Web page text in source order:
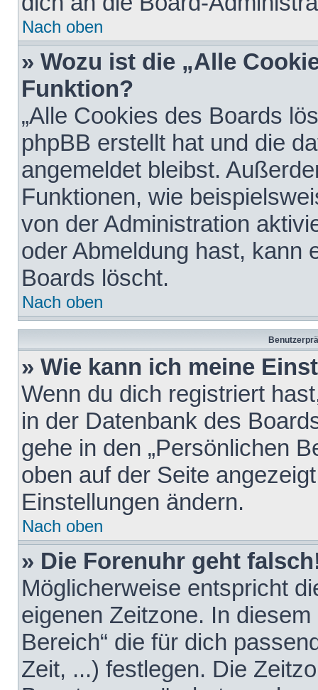
Nach oben
» Wozu ist die „Alle
Funktion?
„Alle Cookies des Boards
phpBB erstellt hat und die
angemeldet bleibst.
Funktionen, wie
von der Administration
oder Abmeldung hast, kann
Boards löscht.
Nach oben
» Wie kann ich meine
Wenn du dich registriert
in der Datenbank des
gehe in den „Persönlichen
oben auf der Seite
Einstellungen ändern.
Nach oben
» Die Forenuhr geht
Möglicherweise entspricht
eigenen Zeitzone. In
Bereich“ die für dich
Zeit, ...) festlegen. Die